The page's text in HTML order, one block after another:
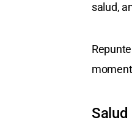
salud,
Salud